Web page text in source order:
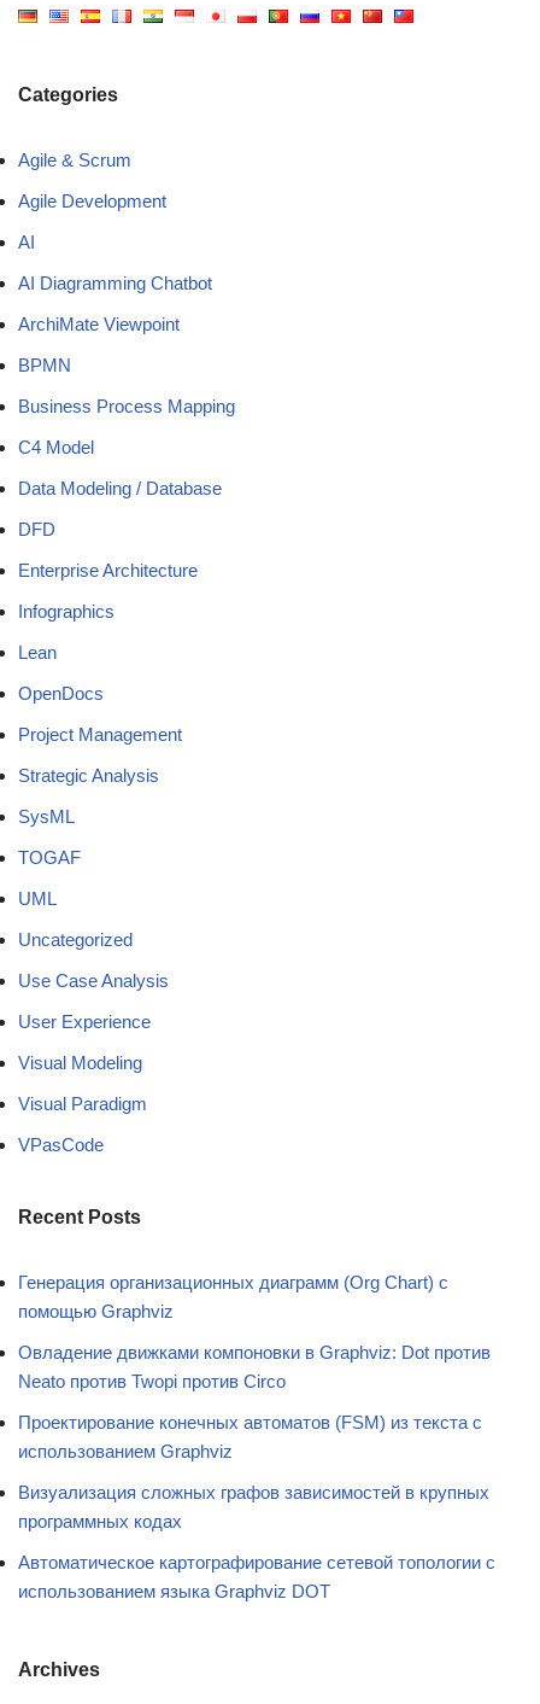
Categories
Agile & Scrum
Agile Development
AI
AI Diagramming Chatbot
ArchiMate Viewpoint
BPMN
Business Process Mapping
C4 Model
Data Modeling / Database
DFD
Enterprise Architecture
Infographics
Lean
OpenDocs
Project Management
Strategic Analysis
SysML
TOGAF
UML
Uncategorized
Use Case Analysis
User Experience
Visual Modeling
Visual Paradigm
VPasCode
Recent Posts
Генерация организационных диаграмм (Org Chart) с
помощью Graphviz
Овладение движками компоновки в Graphviz: Dot против
Neato против Twopi против Circo
Проектирование конечных автоматов (FSM) из текста с
использованием Graphviz
Визуализация сложных графов зависимостей в крупных
программных кодах
Автоматическое картографирование сетевой топологии с
использованием языка Graphviz DOT
Archives